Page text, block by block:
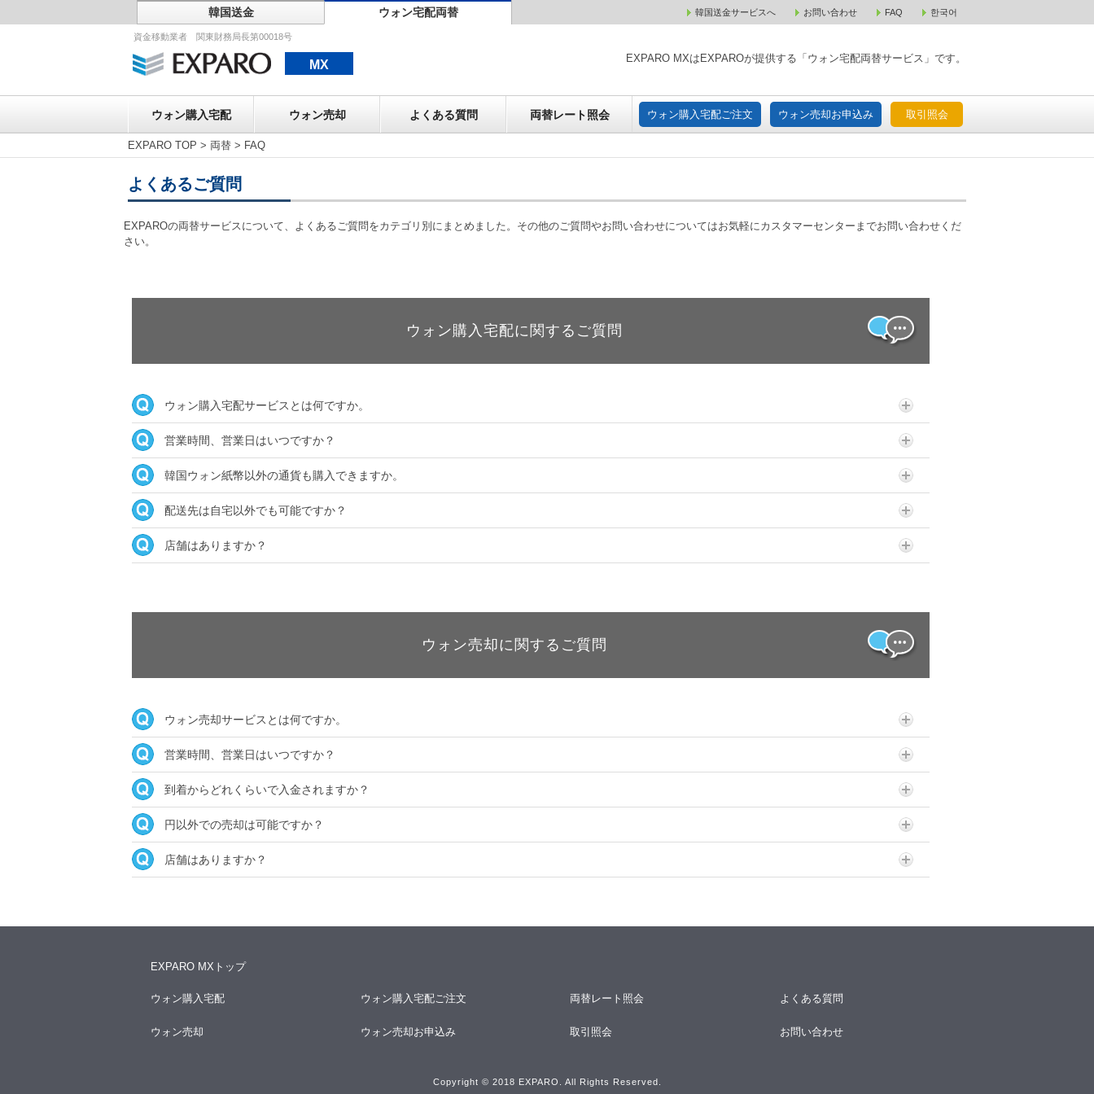
韓国送金 ウォン宅配両替 韓国送金サービスへ お問い合わせ FAQ 한국어
資金移動業者 関東財務局長第00018号
MX EXPARO MXはEXPAROが提供する「ウォン宅配両替サービス」です。
ウォン購入宅配 ウォン売却 よくある質問 両替レート照会 ウォン購入宅配ご注文 ウォン売却お申込み 取引照会
ウォン売却 ウォン購入宅配ご注文 ウォン売却お申込み 取引照会
EXPARO TOP > 両替 > FAQ
よくあるご質問
EXPAROの両替サービスについて、よくあるご質問をカテゴリ別にまとめました。その他のご質問やお問い合わせについてはお気軽にカスタマーセンターまでお問い合わせくだ
さい。
ウォン購入宅配に関するご質問
ウォン購入宅配サービスとは何ですか。
営業時間、営業日はいつですか？
韓国ウォン紙幣以外の通貨も購入できますか。
配送先は自宅以外でも可能ですか？
店舗はありますか？
ウォン売却に関するご質問
ウォン売却サービスとは何ですか。
営業時間、営業日はいつですか？
到着からどれくらいで入金されますか？
円以外での売却は可能ですか？
店舗はありますか？
EXPARO MXトップ
ウォン購入宅配 ウォン購入宅配ご注文 両替レート照会 よくある質問
ウォン売却 ウォン売却お申込み 取引照会 お問い合わせ
Copyright © 2018 EXPARO. All Rights Reserved.